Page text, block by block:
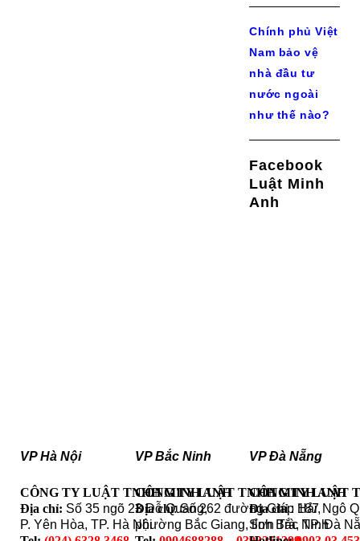
Chính phủ Việt
Nam bảo vệ
nhà đầu tư
nước ngoài
như thế nào?
Facebook
Luật Minh
Anh
VP Hà Nội
CÔNG TY LUẬT TNHH MINH ANH
Địa chỉ: Số 35 ngõ 23 Đỗ Quang,
P. Yên Hòa, TP. Hà Nội
VP Bắc Ninh
CÔNG TY LUẬT TNHH MINH ANH
Địa chỉ: Số 262 đường Giáp Hải,
phường Bắc Giang, tỉnh Bắc Ninh
VP Đà Nẵng
CÔNG TY LUẬT
Địa chỉ: 187 Ngô
Sơn Trà, TP. Đà